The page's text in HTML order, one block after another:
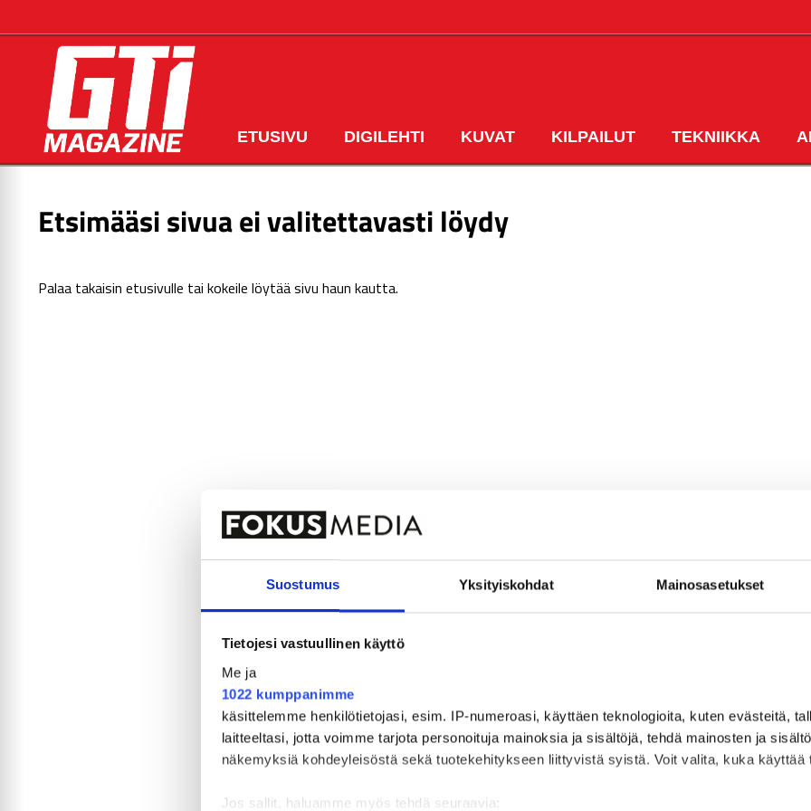
Suostumus Yksityiskohdat Mainosasetukset
Tietojesi vastuullinen käyttö
Me ja
1022 kumppanimme
käsittelemme henkilötietojasi, esim. IP-numeroasi, käyttäen teknologioita, kuten evästeitä,
laitteeltasi, jotta voimme tarjota personoituja mainoksia ja sisältöjä, tehdä mainosten ja
näkemyksiä kohdeyleisöstä sekä tuotekehitykseen liittyvistä syistä. Voit valita, kuka käyttää
Jos sallit, haluamme myös tehdä seuraavia:
ETUSIVU DIGILEHTI KUVAT KILPAILUT TEKNIIKKA
Etsimääsi sivua ei valitettavasti löydy
Palaa takaisin etusivulle tai kokeile löytää sivu haun kautta.